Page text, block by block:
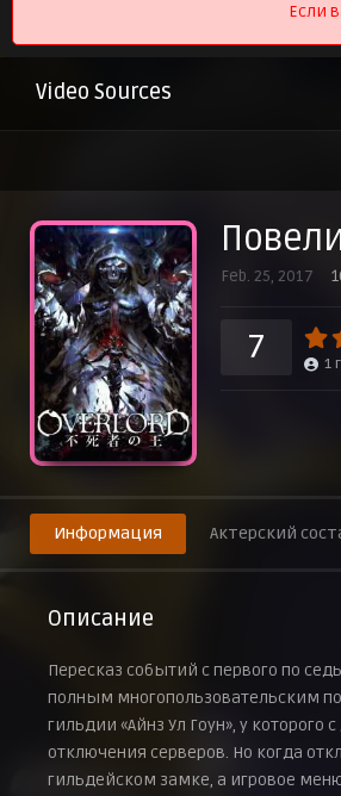
Если
Video Sources
Feb. 25, 2017
7 1
Информация Актерский
Описание
Пересказ событий с первого по
полным многопользовательским
гильдии «Айнз Ул Гоун», у
отключения серверов. Но когда
гильдейском замке, а игровое